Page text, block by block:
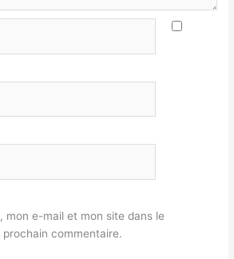
mon e-mail et mon site dans le
commentaire.